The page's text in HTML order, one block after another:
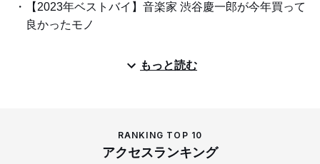
【2023年ベストバイ】音楽家 渋谷慶一郎が今年買って
良かったモノ
もっと読む
RANKING TOP 10
アクセスランキング